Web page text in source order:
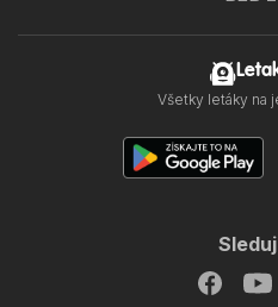
Všetky letáky na